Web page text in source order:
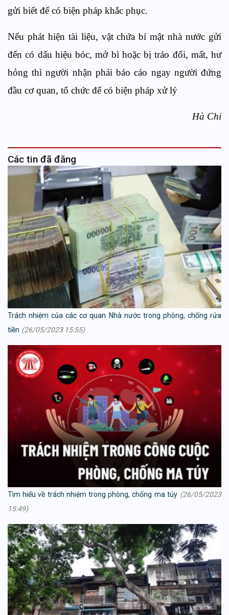
gửi biết để có biện pháp khắc phục.
Nếu phát hiện tài liệu, vật chứa bí mật nhà nước gửi
đến có dấu hiệu bóc, mở bì hoặc bị tráo đổi, mất, hư
hỏng thì người nhận phải báo cáo ngay người đứng
đầu cơ quan, tổ chức để có biện pháp xử lý
Hà Chi
Các tin đã đăng
Trách nhiệm của các cơ quan Nhà nước trong phòng, chống rửa
tiền (26/05/2023 15:55)
Tìm hiểu về trách nhiệm trong phòng, chống ma túy (26/05/2023
15:49)